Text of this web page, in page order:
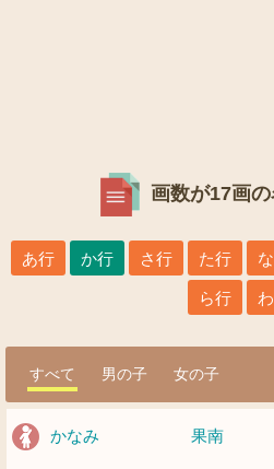
画数が17画の
あ行 か行 さ行 た行
ら行
すべて 男の子 女の子
かなみ 果南